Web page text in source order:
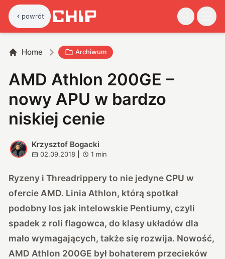
powrót
Home Archiwum
AMD Athlon 200GE –
nowy APU w bardzo
niskiej cenie
K
Krzysztof Bogacki
02.09.2018 1 min
Ryzeny i Threadrippery to nie jedyne CPU w
ofercie AMD. Linia Athlon, którą spotkał
podobny los jak intelowskie Pentiumy, czyli
spadek z roli flagowca, do klasy układów dla
mało wymagających, także się rozwija. Nowość,
AMD Athlon 200GE był bohaterem przecieków